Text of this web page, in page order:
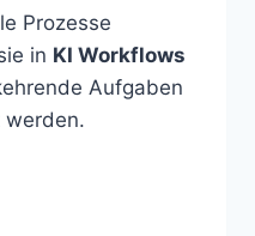
Prozesse
in KI Workflows
Aufgaben
werden.